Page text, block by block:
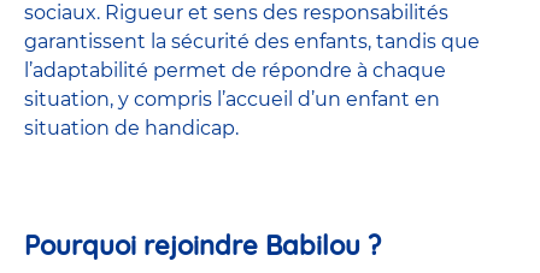
sociaux. Rigueur et sens des responsabilités
garantissent la sécurité des enfants, tandis que
l’adaptabilité permet de répondre à chaque
situation, y compris l’accueil d’un enfant en
situation de handicap.
Pourquoi rejoindre Babilou ?